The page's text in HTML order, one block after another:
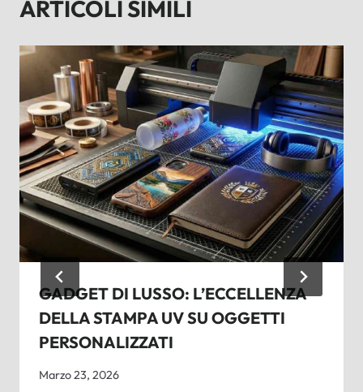
ARTICOLI SIMILI
GADGET DI LUSSO: L’ECCELLENZA
DELLA STAMPA UV SU OGGETTI
PERSONALIZZATI
Marzo 23, 2026